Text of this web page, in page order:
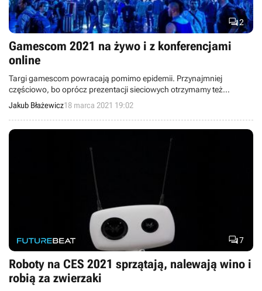
2
Gamescom 2021 na żywo i z konferencjami
online
Targi gamescom powracają pomimo epidemii. Przynajmniej
częściowo, bo oprócz prezentacji sieciowych otrzymamy też
skromniejsze „rzeczywiste” wydarzenie.
Jakub Błażewicz18 marca 2021 19:02
7
Roboty na CES 2021 sprzątają, nalewają wino i
robią za zwierzaki